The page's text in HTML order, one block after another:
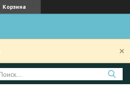
Корзина